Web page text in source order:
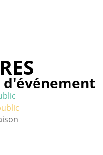
d'événement